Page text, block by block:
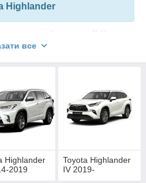
Highlander
вибрати найбільш
для
брендів Hakpol, Auto-Hak, Galia,
Umbra Rimorchi та інших.
у нашому магазині
типу фаркопа.
все
Highlander
2019
Toyota Highlander
IV 2019-